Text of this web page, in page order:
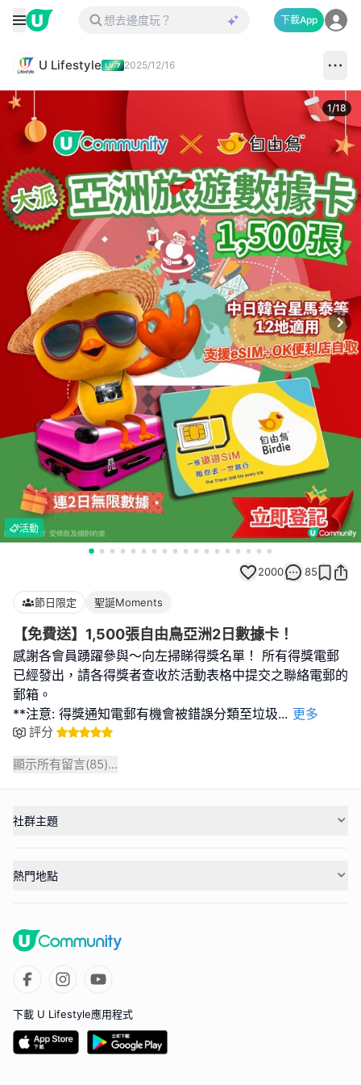
下載App
U Lifestyle 2025/12/16
活動
1/18
2000 85
節日限定 聖誕Moments
【免費送】1,500張自由鳥亞洲2日數據卡！
感謝各會員踴躍參與～向左掃睇得獎名單！ 所有得獎電郵
已經發出，請各得獎者查收於活動表格中提交之聯絡電郵的
郵箱。
**注意: 得獎通知電郵有機會被錯誤分類至垃圾... 更多
評分
顯示所有留言(85)...
社群主題
熱門地點
下載 U Lifestyle應用程式